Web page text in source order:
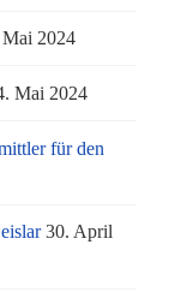
2024
Mai 2024
für den
30. April